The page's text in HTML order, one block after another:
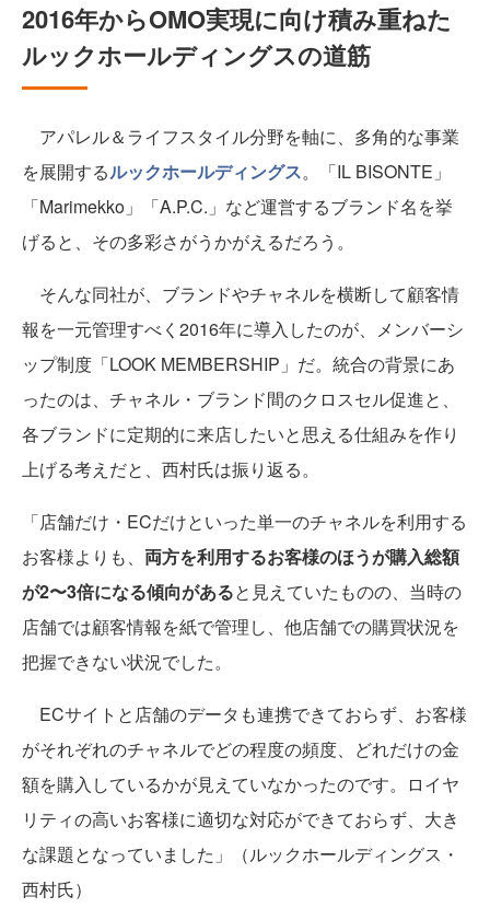
2016年からOMO実現に向け積み重ねた
ルックホールディングスの道筋
アパレル＆ライフスタイル分野を軸に、多角的な事業
を展開するルックホールディングス。「IL BISONTE」
「Marimekko」「A.P.C.」など運営するブランド名を挙
げると、その多彩さがうかがえるだろう。
そんな同社が、ブランドやチャネルを横断して顧客情
報を一元管理すべく2016年に導入したのが、メンバーシ
ップ制度「LOOK MEMBERSHIP」だ。統合の背景にあ
ったのは、チャネル・ブランド間のクロスセル促進と、
各ブランドに定期的に来店したいと思える仕組みを作り
上げる考えだと、西村氏は振り返る。
「店舗だけ・ECだけといった単一のチャネルを利用する
お客様よりも、 両方を利用するお客様のほうが購入総額
が2〜3倍になる傾向があると見えていたものの、当時の
店舗では顧客情報を紙で管理し、他店舗での購買状況を
把握できない状況でした。
ECサイトと店舗のデータも連携できておらず、お客様
がそれぞれのチャネルでどの程度の頻度、どれだけの金
額を購入しているかが見えていなかったのです。ロイヤ
リティの高いお客様に適切な対応ができておらず、大き
な課題となっていました」（ルックホールディングス・
西村氏）